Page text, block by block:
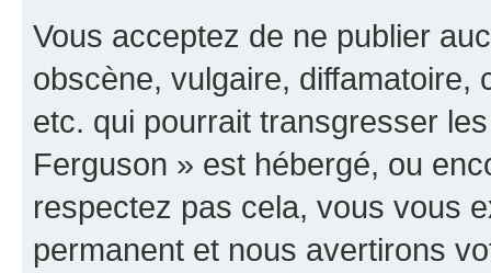
Vous acceptez de ne publier
obscène, vulgaire, diffamatoire,
etc. qui pourrait transgresser
Ferguson » est hébergé, ou
respectez pas cela, vous vous
permanent et nous avertirons